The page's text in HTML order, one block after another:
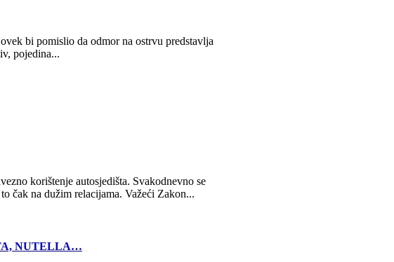
bi pomislio da odmor na ostrvu predstavlja
pojedina...
korištenje autosjedišta. Svakodnevno se
čak na dužim relacijama. Važeći Zakon...
NUTELLA…